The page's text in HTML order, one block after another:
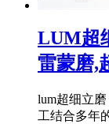
LUM超
雷蒙磨,
lum超细立
工结合多年